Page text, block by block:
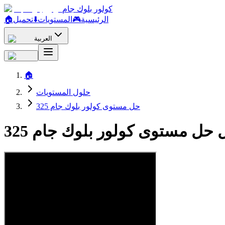
كولور بلوك جام
🏠
الرئيسية🎮 المستويات⬇️تحميل
العربية
🏠
حلول المستويات
حل مستوى كولور بلوك جام 325
حل مستوى كولور بلوك جام 325